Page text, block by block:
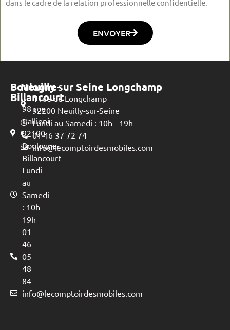
dans le cadre de la relation professionnelle confidentielle.
ENVOYER
Boulogne-
Billancourt
98 rue
Gallieni
92100
Boulogne-
Billancourt
Lundi
au
Samedi
: 10h -
19h
01
46
05
48
84
info@lecomptoirdesmobiles.com
Neuilly sur Seine Longchamp
4 rue de Longchamp
92200 Neuilly-sur-Seine
Lundi au Samedi : 10h - 19h
01 46 37 72 74
info@lecomptoirdesmobiles.com